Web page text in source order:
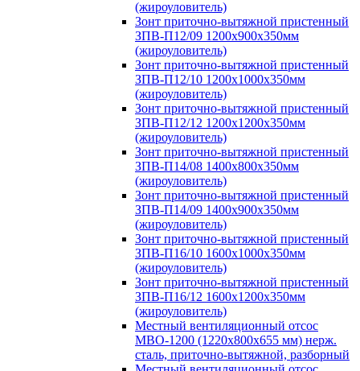
(жироуловитель)
Зонт приточно-вытяжной пристенный
ЗПВ-П12/09 1200х900х350мм
(жироуловитель)
Зонт приточно-вытяжной пристенный
ЗПВ-П12/10 1200х1000х350мм
(жироуловитель)
Зонт приточно-вытяжной пристенный
ЗПВ-П12/12 1200х1200х350мм
(жироуловитель)
Зонт приточно-вытяжной пристенный
ЗПВ-П14/08 1400х800х350мм
(жироуловитель)
Зонт приточно-вытяжной пристенный
ЗПВ-П14/09 1400х900х350мм
(жироуловитель)
Зонт приточно-вытяжной пристенный
ЗПВ-П16/10 1600х1000х350мм
(жироуловитель)
Зонт приточно-вытяжной пристенный
ЗПВ-П16/12 1600х1200х350мм
(жироуловитель)
Местный вентиляционный отсос
МВО-1200 (1220х800х655 мм) нерж.
сталь, приточно-вытяжной, разборный